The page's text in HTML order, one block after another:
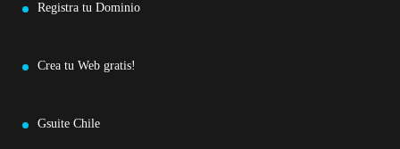
Registra tu Dominio
Crea tu Web gratis!
Gsuite Chile